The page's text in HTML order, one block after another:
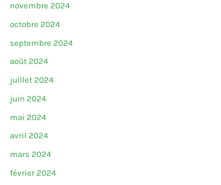
novembre 2024
octobre 2024
septembre 2024
août 2024
juillet 2024
juin 2024
mai 2024
avril 2024
mars 2024
février 2024